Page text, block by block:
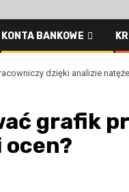
KONTA BANKOWE
dzięki analizie
grafik